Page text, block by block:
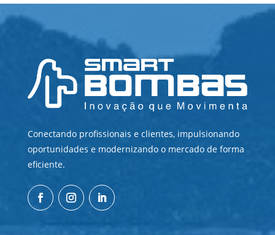
Conectando profissionais e clientes, impulsionando
oportunidades e modernizando o mercado de forma
eficiente.